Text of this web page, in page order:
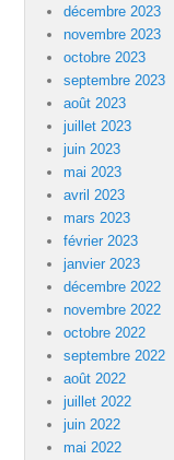
décembre 2023
novembre 2023
octobre 2023
septembre 2023
août 2023
juillet 2023
juin 2023
mai 2023
avril 2023
mars 2023
février 2023
janvier 2023
décembre 2022
novembre 2022
octobre 2022
septembre 2022
août 2022
juillet 2022
juin 2022
mai 2022